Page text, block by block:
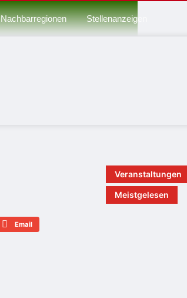
Nachbarregionen Stellenanzeigen
Email
Veranstaltungen
Meistgelesen